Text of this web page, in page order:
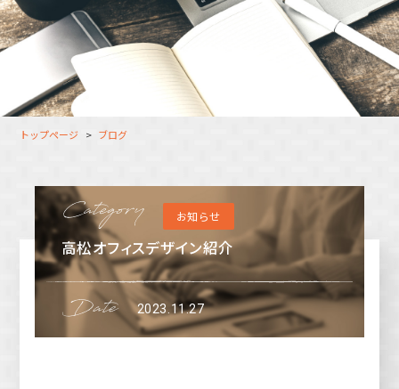
福岡オフィス
鹿児島オフィス
大分オフィス
長崎オフィス
福岡コネクトオフィス
松山オフィス
広島オフィス
高松オフィス
指定就労継続支援Ａ型事業所にかかる情報公表
利用者（クルー）募集
支援スタッフ（タレント） 募集
利用者（クルー）データ
トップページ ブログ
お知らせ
高松オフィスデザイン紹介
2023.11.27